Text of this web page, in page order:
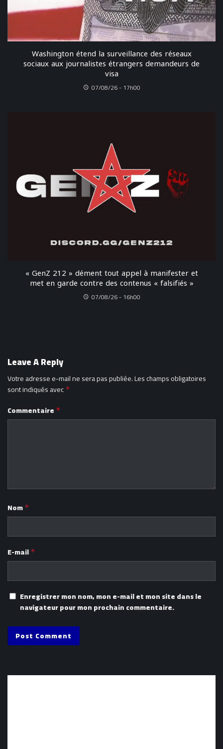
Washington étend la surveillance des réseaux
sociaux aux journalistes étrangers demandeurs de
visa
07/08/26 - 17h00
« GenZ 212 » dément tout appel à manifester et
met en garde contre des contenus « falsifiés »
07/08/26 - 16h00
Leave A Reply
Votre adresse e-mail ne sera pas publiée.Les champs obligatoires
sont indiqués avec *
Commentaire *
Nom *
E-mail *
Enregistrer mon nom, mon e-mail et mon site dans le
navigateur pour mon prochain commentaire.